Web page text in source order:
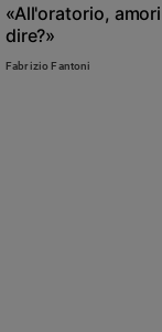
«All'oratorio,
dire?»
Fabrizio Fantoni